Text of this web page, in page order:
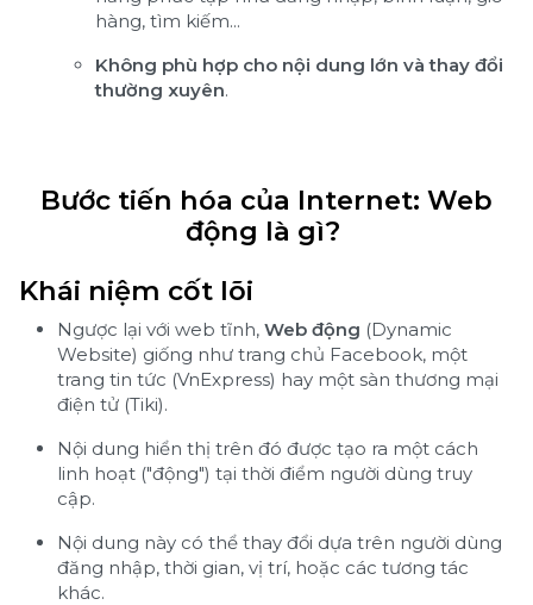
hàng, tìm kiếm...
Không phù hợp cho nội dung lớn và thay đổi
thường xuyên.
Bước tiến hóa của Internet: Web
động là gì?
Khái niệm cốt lõi
Ngược lại với web tĩnh, Web động (Dynamic
Website) giống như trang chủ Facebook, một
trang tin tức (VnExpress) hay một sàn thương mại
điện tử (Tiki).
Nội dung hiển thị trên đó được tạo ra một cách
linh hoạt ("động") tại thời điểm người dùng truy
cập.
Nội dung này có thể thay đổi dựa trên người dùng
đăng nhập, thời gian, vị trí, hoặc các tương tác
khác.